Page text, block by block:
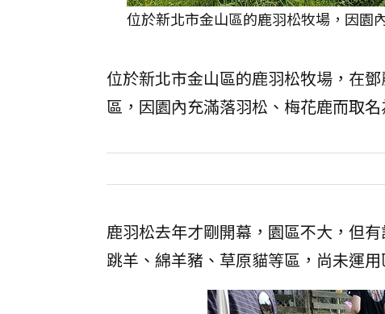
位於新北市金山區的鹿羽松牧場，因園
位於新北市金山區的鹿羽松牧場，在
區，因園內充滿落羽松、梅花鹿而取名
鹿羽松去年才剛開幕，園區不大，但
跳羊、綿羊豬、草原貓等區，尚未運